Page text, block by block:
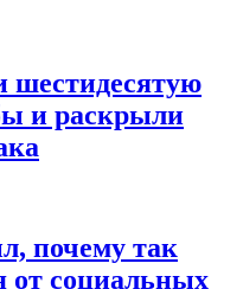
шестидесятую
и раскрыли
почему так
от социальных